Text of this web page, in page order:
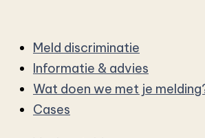
Meld discriminatie
Informatie & advies
Wat doen we met je
Cases